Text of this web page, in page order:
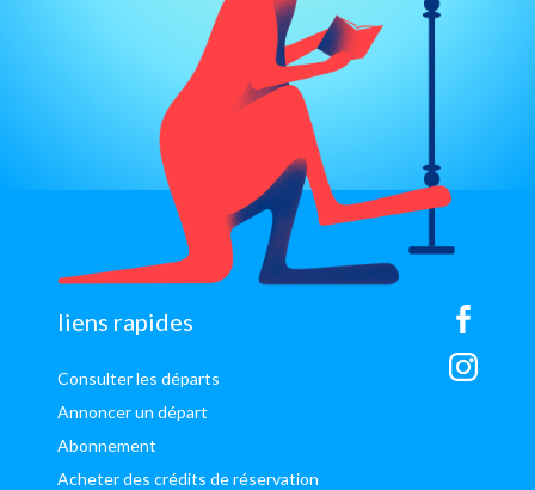
sitemap
liens rapides
Consulter les départs
Annoncer un départ
Abonnement
Acheter des crédits de réservation